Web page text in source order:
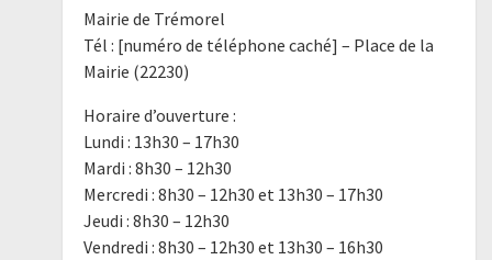
Mairie de Trémorel
Tél : [numéro de téléphone caché] – Place de la
Mairie (22230)
Horaire d’ouverture :
Lundi : 13h30 – 17h30
Mardi : 8h30 – 12h30
Mercredi : 8h30 – 12h30 et 13h30 – 17h30
Jeudi : 8h30 – 12h30
Vendredi : 8h30 – 12h30 et 13h30 – 16h30